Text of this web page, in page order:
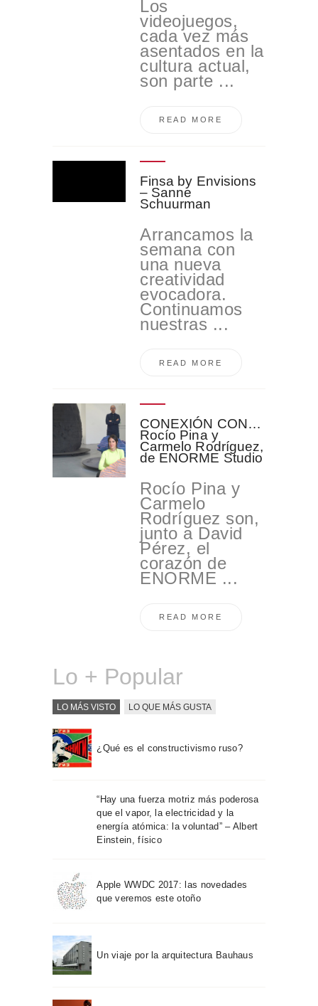
Los
videojuegos,
cada vez más
asentados en la
cultura actual,
son parte ...
READ MORE
Finsa by Envisions
– Sanne
Schuurman
Arrancamos la
semana con
una nueva
creatividad
evocadora.
Continuamos
nuestras ...
READ MORE
CONEXIÓN CON…
Rocío Pina y
Carmelo Rodríguez,
de ENORME Studio
Rocío Pina y
Carmelo
Rodríguez son,
junto a David
Pérez, el
corazón de
ENORME ...
READ MORE
Lo + Popular
LO MÁS VISTO LO QUE MÁS GUSTA
¿Qué es el constructivismo ruso?
“Hay una fuerza motriz más poderosa
que el vapor, la electricidad y la
energía atómica: la voluntad” – Albert
Einstein, físico
Apple WWDC 2017: las novedades
que veremos este otoño
Un viaje por la arquitectura Bauhaus